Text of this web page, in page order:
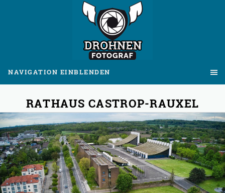
NAVIGATION EINBLENDEN
RATHAUS CASTROP-RAUXEL